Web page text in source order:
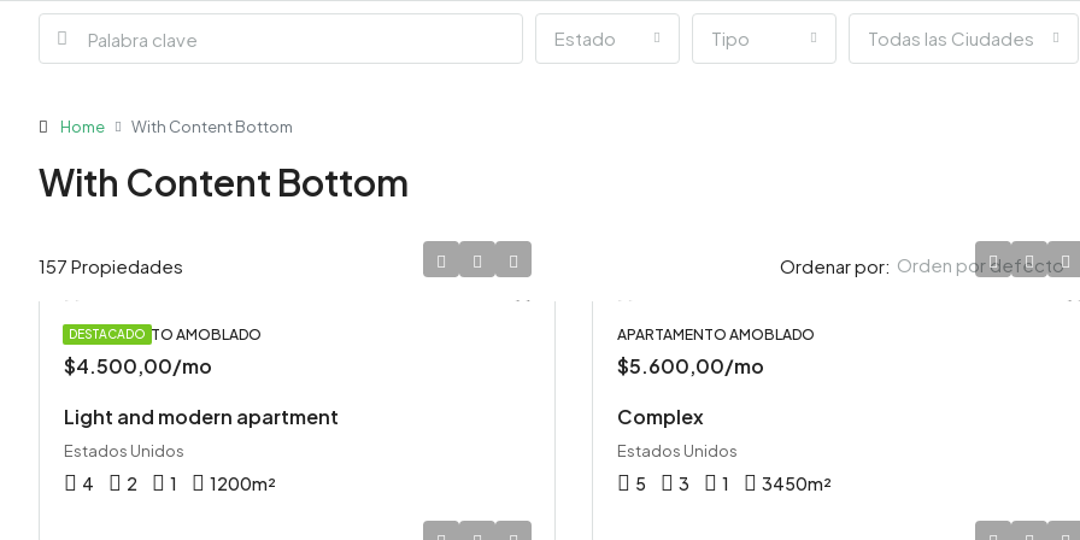
Estado Tipo Todas las Ciudades
Home With Content Bottom
With Content Bottom
157 Propiedades Ordenar por: Orden por defecto
DESTACADO
APARTAMENTO AMOBLADO
$4.500,00/mo
Light and modern apartment
Estados Unidos
4 2 1 1200m²
APARTAMENTO AMOBLADO
$5.600,00/mo
Complex
Estados Unidos
5 3 1 3450m²